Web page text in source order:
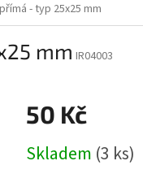
- typ 25x25 mm
mm IR04003
50 Kč
cena:
Skladem (3 ks)